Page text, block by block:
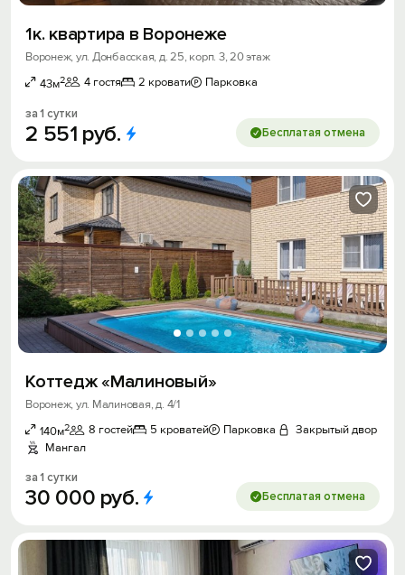
1к. квартира в Воронеже
Воронеж, ул. Донбасская, д. 25, корп. 3, 20 этаж
43м2 4 гостя 2 кровати Парковка
за 1 сутки
2 551 руб. Бесплатая отмена
Коттедж «Малиновый»
Воронеж, ул. Малиновая, д. 4/1
140м2 8 гостей 5 кроватей Парковка
Закрытый двор
Мангал
за 1 сутки
30 000 руб. Бесплатая отмена